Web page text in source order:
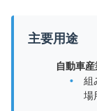
主要用途
自動車
組
場